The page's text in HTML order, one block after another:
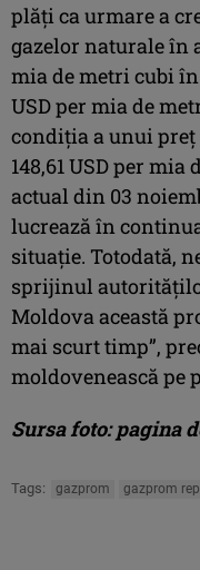
plăți ca urmare a
gazelor naturale în
mia de metri cubi
USD per mia de
condiția a unui
148,61 USD per
actual din 03
lucrează în
situație. Totodată,
sprijinul
Moldova această
mai scurt timp”,
moldovenească pe
Sursa foto: pagina
Tags: gazprom gazprom